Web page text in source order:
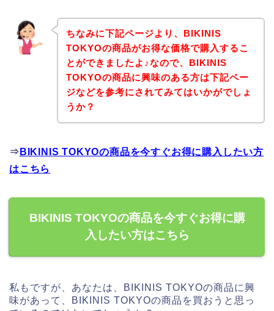
ちなみに下記ページより、BIKINIS
TOKYOの商品がお得な価格で購入するこ
とができましたよ♪なので、BIKINIS
TOKYOの商品に興味のある方は下記ペー
ジなどを参考にされてみてはいかがでしょ
うか？
⇒ BIKINIS TOKYOの商品を今すぐお得に購入したい方
はこちら
BIKINIS TOKYOの商品を今すぐお得に購
入したい方はこちら
私もですが、あなたは、BIKINIS TOKYOの商品に興
味があって、BIKINIS TOKYOの商品を買おうと思っ